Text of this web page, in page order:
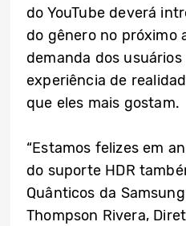
do YouTube deverá
do gênero no próximo
demanda dos usuários
experiência de
que eles mais gostam.
“Estamos felizes em
do suporte HDR
Quânticos da
Thompson Rivera,